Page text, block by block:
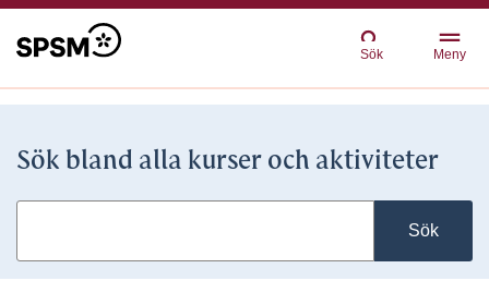
Sök Meny
Sök bland alla kurser och aktiviteter
Sök